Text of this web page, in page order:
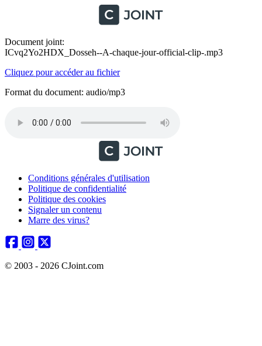
Document joint:
ICvq2Yo2HDX_Dosseh--A-chaque-jour-official-clip-.mp3
Cliquez pour accéder au fichier
Format du document: audio/mp3
Conditions générales d'utilisation
Politique de confidentialité
Politique des cookies
Signaler un contenu
Marre des virus?
© 2003 - 2026 CJoint.com